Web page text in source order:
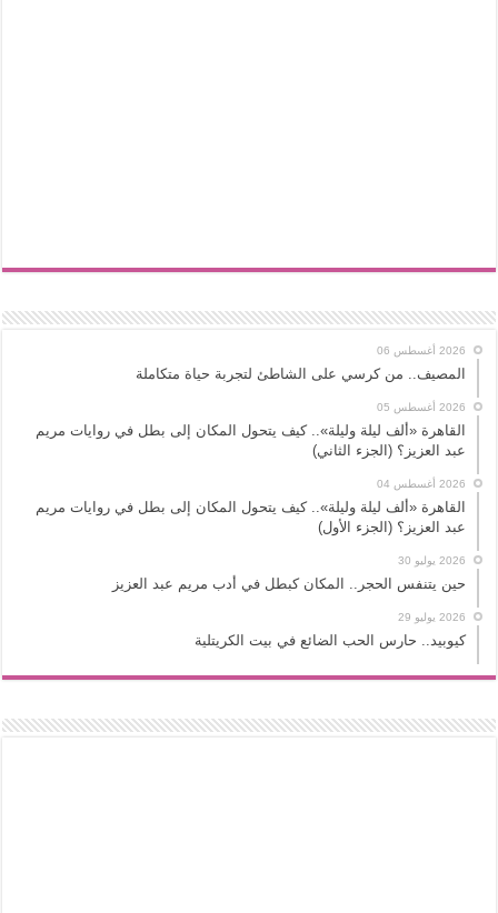
2026 أغسطس 06
المصيف.. من كرسي على الشاطئ لتجربة حياة متكاملة
2026 أغسطس 05
القاهرة «ألف ليلة وليلة».. كيف يتحول المكان إلى بطل في روايات مريم
عبد العزيز؟ (الجزء الثاني)
2026 أغسطس 04
القاهرة «ألف ليلة وليلة».. كيف يتحول المكان إلى بطل في روايات مريم
عبد العزيز؟ (الجزء الأول)
2026 يوليو 30
حين يتنفس الحجر.. المكان كبطل في أدب مريم عبد العزيز
2026 يوليو 29
كيوبيد.. حارس الحب الضائع في بيت الكريتلية